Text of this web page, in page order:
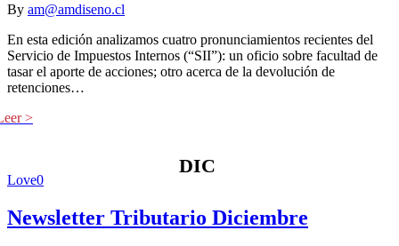
By am@amdiseno.cl
En esta edición analizamos cuatro pronunciamientos recientes del
Servicio de Impuestos Internos (“SII”): un oficio sobre facultad de
tasar el aporte de acciones; otro acerca de la devolución de
retenciones…
DIC
Love0
Newsletter Tributario Diciembre